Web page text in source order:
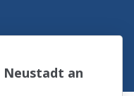
Neustadt an